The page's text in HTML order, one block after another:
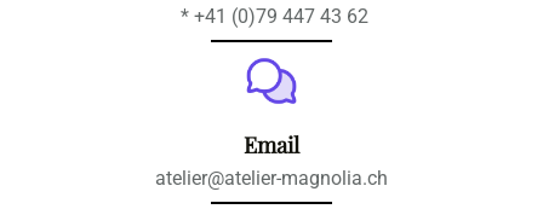
* +41 (0)79 447 43 62
Email
atelier@atelier-magnolia.ch